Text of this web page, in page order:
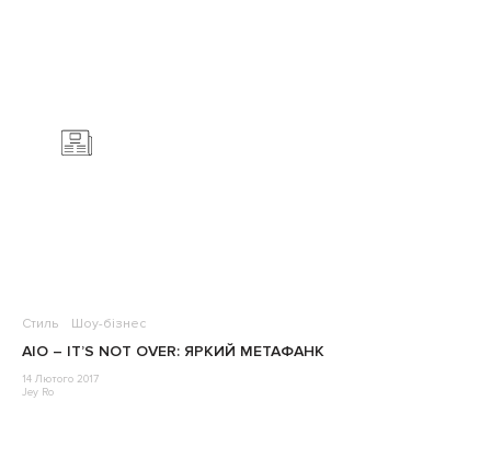
Стиль Шоу-бізнес
AIO – IT’S NOT OVER: ЯРКИЙ МЕТАФАНК
14 Лютого 2017
Jey Ro